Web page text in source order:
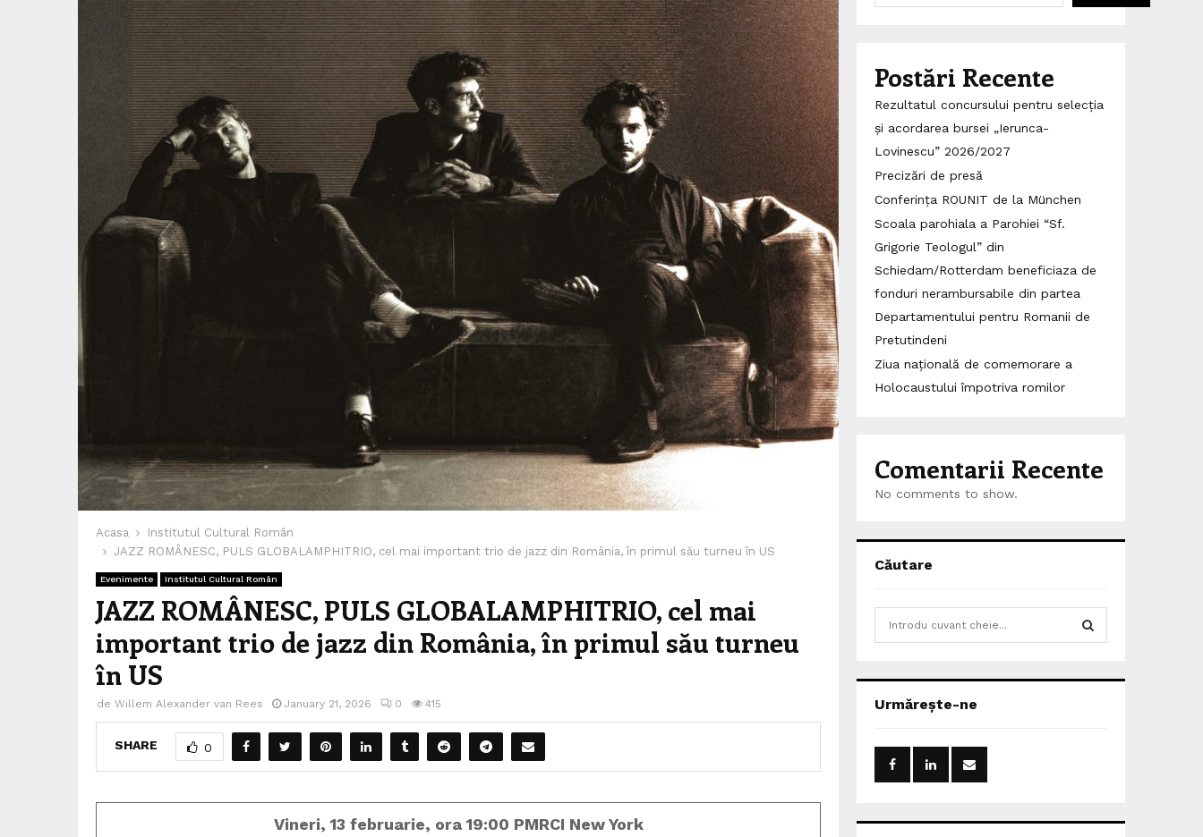
Acasa
Institutul Cultural Român
JAZZ ROMÂNESC, PULS GLOBALAMPHITRIO, cel mai important trio de jazz din România, în primul său turneu în US
Evenimente Institutul Cultural Român
JAZZ ROMÂNESC, PULS GLOBALAMPHITRIO, cel mai
important trio de jazz din România, în primul său turneu
în US
de Willem Alexander van Rees January 21, 2026 0 415
SHARE 0
Vineri, 13 februarie, ora 19:00 PMRCI New York
Postări Recente
Rezultatul concursului pentru selecția
și acordarea bursei „Ierunca-
Lovinescu” 2026/2027
Precizări de presă
Conferința ROUNIT de la München
Scoala parohiala a Parohiei “Sf.
Grigorie Teologul” din
Schiedam/Rotterdam beneficiaza de
fonduri nerambursabile din partea
Departamentului pentru Romanii de
Pretutindeni
Ziua națională de comemorare a
Holocaustului împotriva romilor
Comentarii Recente
No comments to show.
Căutare
h
o
:
Urmărește-ne